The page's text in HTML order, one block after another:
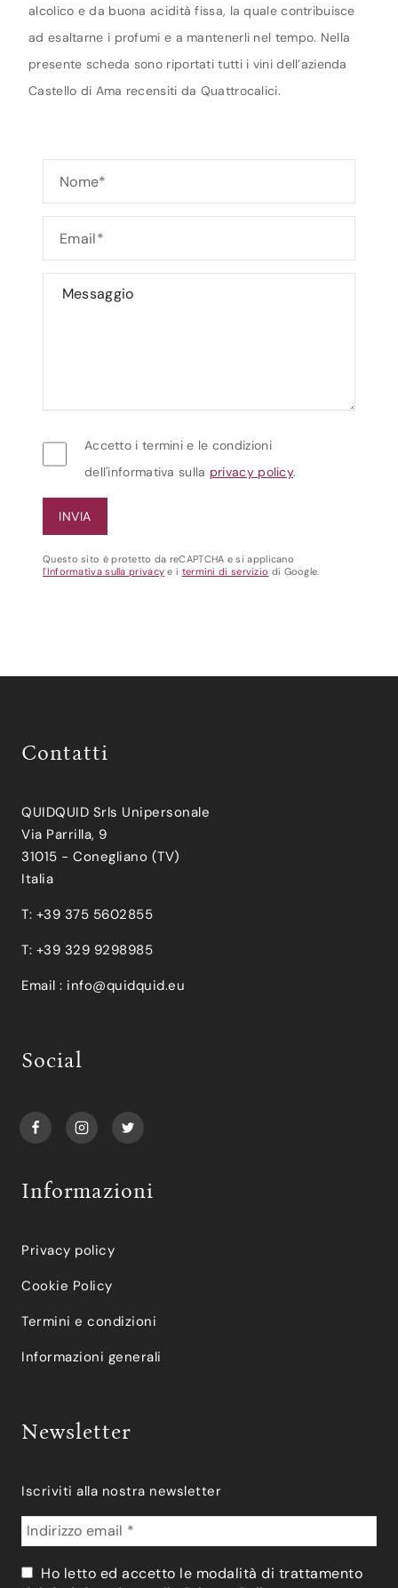
alcolico e da buona acidità fissa, la quale contribuisce
ad esaltarne i profumi e a mantenerli nel tempo. Nella
presente scheda sono riportati tutti i vini dell’azienda
Castello di Ama recensiti da Quattrocalici.
Accetto i termini e le condizioni
dell'informativa sulla privacy policy.
Questo sito è protetto da reCAPTCHA e si applicano
l'Informativa sulla privacy e i termini di servizio di Google.
Contatti
QUIDQUID Srls Unipersonale
Via Parrilla, 9
31015 - Conegliano (TV)
Italia
T: +39 375 5602855
T: +39 329 9298985
Email : info@quidquid.eu
Social
Informazioni
Privacy policy
Cookie Policy
Termini e condizioni
Informazioni generali
Newsletter
Iscriviti alla nostra newsletter
Ho letto ed accetto le modalità di trattamento